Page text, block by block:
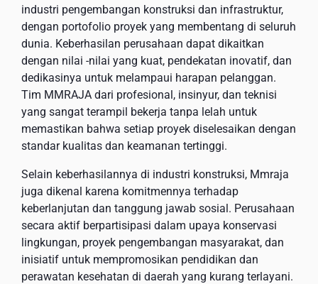
industri pengembangan konstruksi dan infrastruktur,
dengan portofolio proyek yang membentang di seluruh
dunia. Keberhasilan perusahaan dapat dikaitkan
dengan nilai -nilai yang kuat, pendekatan inovatif, dan
dedikasinya untuk melampaui harapan pelanggan.
Tim MMRAJA dari profesional, insinyur, dan teknisi
yang sangat terampil bekerja tanpa lelah untuk
memastikan bahwa setiap proyek diselesaikan dengan
standar kualitas dan keamanan tertinggi.
Selain keberhasilannya di industri konstruksi, Mmraja
juga dikenal karena komitmennya terhadap
keberlanjutan dan tanggung jawab sosial. Perusahaan
secara aktif berpartisipasi dalam upaya konservasi
lingkungan, proyek pengembangan masyarakat, dan
inisiatif untuk mempromosikan pendidikan dan
perawatan kesehatan di daerah yang kurang terlayani.